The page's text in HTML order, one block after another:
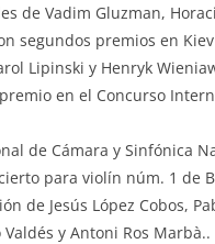
de Vadim Gluzman,
segundos premios en
Lipinski y Henryk
en el Concurso
de Cámara y Sinfónica
para violín núm. 1 de
Jesús López Cobos,
y Antoni Ros Marbà..